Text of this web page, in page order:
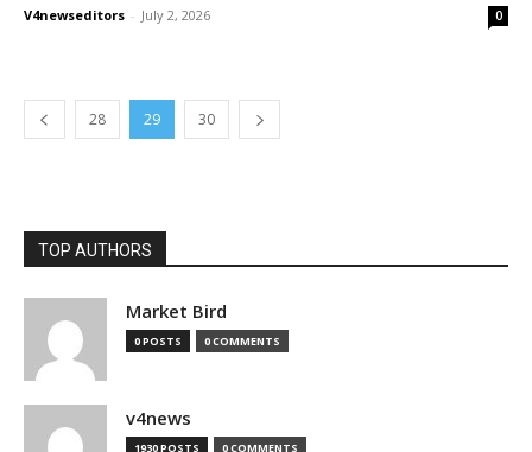
V4newseditors - July 2, 2026 0
28 29 30
TOP AUTHORS
Market Bird
0 POSTS 0 COMMENTS
v4news
1930 POSTS 0 COMMENTS